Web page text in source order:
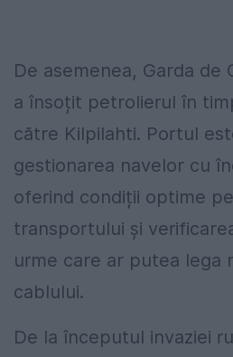
De asemenea, Garda de
a însoțit petrolierul în
către Kilpilahti. Portul
gestionarea navelor cu
oferind condiții optime
transportului și
urme care ar putea lega
cablului.
De la începutul invaziei